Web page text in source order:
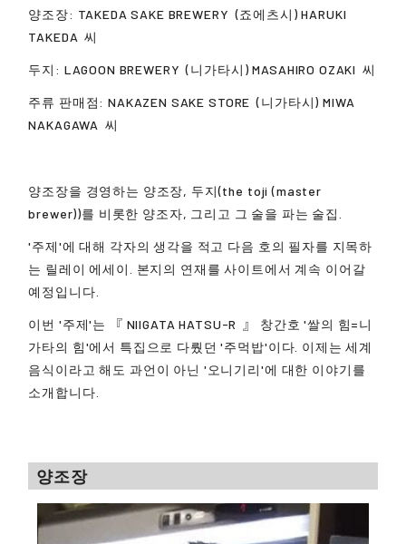
양조장: TAKEDA SAKE BREWERY (죠에츠시)HARUKI
TAKEDA 씨
두지: LAGOON BREWERY (니가타시)MASAHIRO OZAKI 씨
주류 판매점:NAKAZEN SAKE STORE (니가타시)MIWA
NAKAGAWA 씨
양조장을 경영하는 양조장, 두지(the toji (master
brewer))를 비롯한 양조자, 그리고 그 술을 파는 술집.
'주제'에 대해 각자의 생각을 적고 다음 호의 필자를 지목하
는 릴레이 에세이. 본지의 연재를 사이트에서 계속 이어갈
예정입니다.
이번 '주제'는 『 NIIGATA HATSU-R
』 창간호 '쌀의 힘=니
가타의 힘'에서 특집으로 다뤘던 '주먹밥'이다. 이제는 세계
음식이라고 해도 과언이 아닌 '오니기리'에 대한 이야기를
소개합니다.
양조장